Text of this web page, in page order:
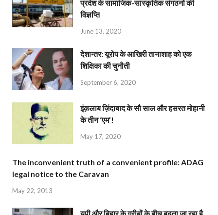
प्रदेश के सामाजिक-सांस्कृतिक संगठनों की
विज्ञप्ति
June 13, 2020
देशान्‍तर: यूरोप के आखिरी तानाशाह को एक
शिक्षिका की चुनौती
September 6, 2020
इंक़लाब ज़िंदाबाद के सौ साल और हसरत मोहानी
के तीन ‘एम’!
May 17, 2020
The inconvenient truth of a convenient profile: ADAG
legal notice to the Caravan
May 22, 2013